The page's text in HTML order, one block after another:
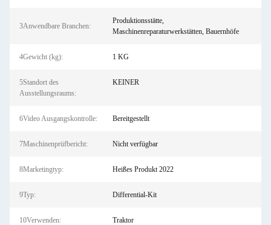
3Anwendbare Branchen:
Produktionsstätte,
Maschinenreparaturwerkstätten, Bauernhöfe
4Gewicht (kg): 1 KG
5Standort des
Ausstellungsraums:
KEINER
6Video Ausgangskontrolle: Bereitgestellt
7Maschinenprüfbericht: Nicht verfügbar
8Marketingtyp: Heißes Produkt 2022
9Typ: Differential-Kit
10Verwenden: Traktor